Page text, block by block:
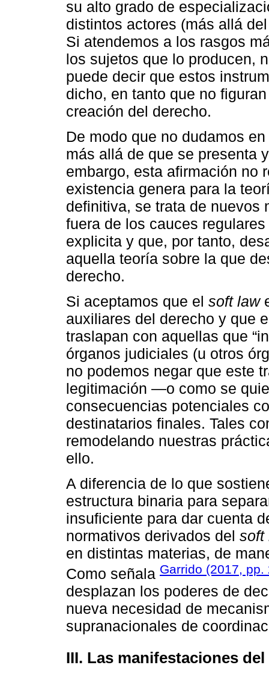
su alto grado de
distintos actores (más allá
Si atendemos a los rasgos
los sujetos que lo producen,
puede decir que estos
dicho, en tanto que no
creación del derecho.
De modo que no dudamos
más allá de que se presenta
embargo, esta afirmación no
existencia genera para la
definitiva, se trata de nuevos
fuera de los cauces
explicita y que, por tanto,
aquella teoría sobre la que
derecho.
Si aceptamos que el soft law
auxiliares del derecho y que
traslapan con aquellas que
órganos judiciales (u otros
no podemos negar que este
legitimación —o como se
consecuencias potenciales
destinatarios finales. Tales
remodelando nuestras
ello.
A diferencia de lo que
estructura binaria para
insuficiente para dar cuenta
normativos derivados del soft
en distintas materias, de
Como señala Garrido (2017, pp.
desplazan los poderes de
nueva necesidad de
supranacionales de
III. Las manifestaciones del